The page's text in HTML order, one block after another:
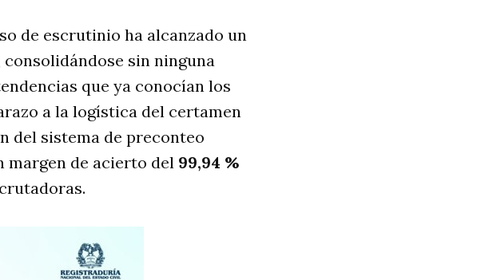
de escrutinio ha alcanzado un
sin ninguna
que ya conocían los
a la logística del certamen
del sistema de preconteo
margen de acierto del 99,94 %